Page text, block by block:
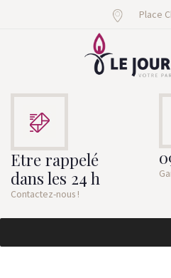
Place
Etre rappelé
dans les 24 h
Contactez-nous !